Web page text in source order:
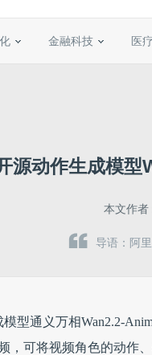
金融科技 医
源动作生成模
本文作者
导语：阿
型通义万相Wan2.2-
，可将视频角色的动作